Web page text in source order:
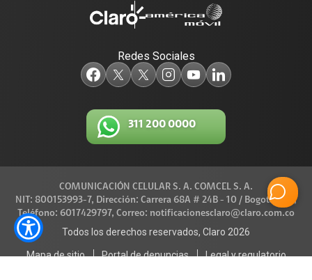
Legal y regulatorio
Código de Ética América Móvil
Red de Voluntarios
Diversidad, Equidad e Inclusión
Conexiones
Redes Sociales
311 200 0000
COMUNICACIÓN CELULAR S. A. COMCEL S. A.
NIT: 800153993-7, Dirección: Carrera 68A # 24B - 10 / Bogotá D.C.,
Teléfono: 6017429797, Correo: notificacionesclaro@claro.com.co
Todos los derechos reservados, Claro 2026
Mapa de sitio Portal de denuncias Legal y regulatorio